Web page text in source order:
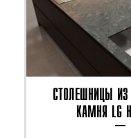
СТОЛЕШНИЦЫ ИЗ
КАМНЯ LG